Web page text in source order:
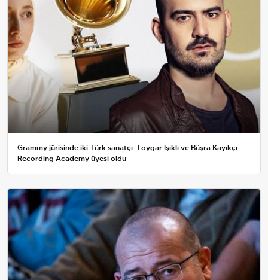
Grammy jürisinde iki Türk sanatçı: Toygar Işıklı ve Büşra Kayıkçı
Recording Academy üyesi oldu